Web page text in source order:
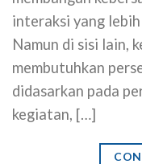
interaksi yang
Namun di sisi lain,
membutuhkan
didasarkan pada
kegiatan, […]